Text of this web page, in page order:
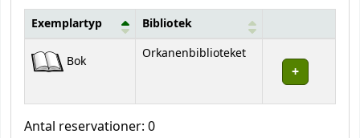
Bestånd
Exemplartyp Bibliotek
Bok Orkanenbiblioteket
Antal reservationer: 0